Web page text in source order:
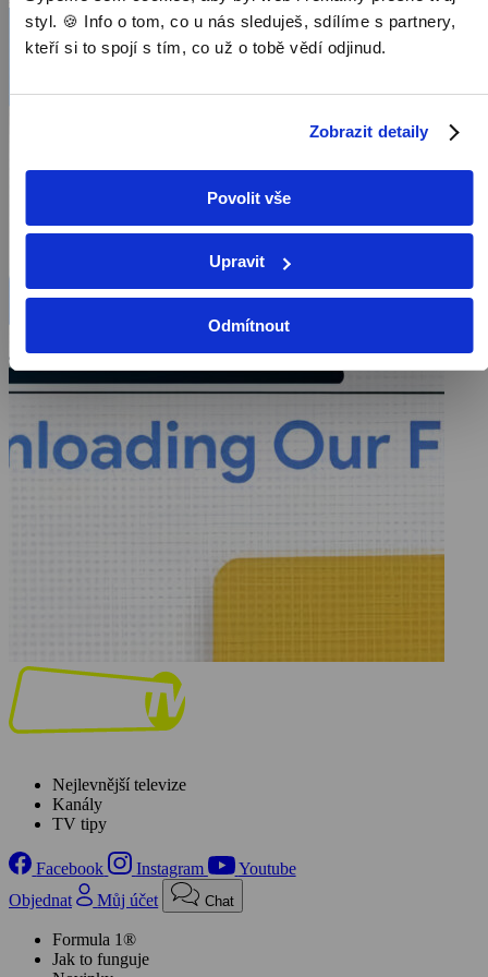
styl. 🍪 Info o tom, co u nás sleduješ, sdílíme s partnery,
kteří si to spojí s tím, co už o tobě vědí odjinud.
Zobrazit detaily
Povolit vše
Upravit
Odmítnout
osobnosti tvůrců vyhledávače Larryho Pagea a Sergeje Brina,
jejichž genialita přinesla velké bohatství a navždy změnila svět.
Nejlevnější televize
Kanály
TV tipy
Facebook Instagram
Youtube
Objednat
Můj účet Chat
Formula 1®
Jak to funguje